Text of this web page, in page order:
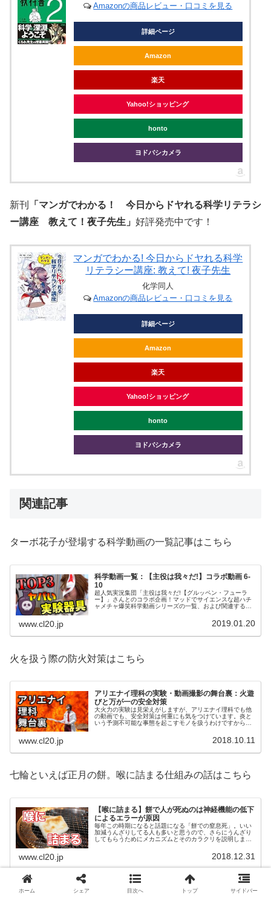
Amazonの商品レビュー・口コミを見る
詳細ページ
Amazon
楽天
Yahoo!ショッピング
honto
ヨドバシカメラ
新刊
「マンガでわかる！ 今日からドヤれる科学リテラシ
ー講座 教えて！夜子先生」 好評発売中です！
マンガでわかる! 今日からドヤれる科学
リテラシー講座: 教えて! 夜子先生
化学同人
Amazonの商品レビュー・口コミを見る
詳細ページ
Amazon
楽天
Yahoo!ショッピング
honto
ヨドバシカメラ
関連記事
ターボ花子が登場する科学動画の一覧記事はこちら
科学動画一覧：【主役は我々だ!】コラボ動画 6-
10
超人気実況集団「主役は我々だ!【グルッペン・フューラ
ー】」さんとのコラボ企画！マッドでサイエンスな超ハチ
ャメチャ爆笑科学動画シリーズの一覧、および関連するポ
www.cl20.jp 2019.01.20
火を扱う際の防火対策はこちら
アリエナイ理科の実験・動画撮影の舞台裏：火遊
びと万が一の安全対策
大火力の実験は見栄えがしますが、アリエナイ理科でも他
の動画でも、安全対策は何重にも気をつけています。炎と
いう予測不可能な事態を起こすモノを扱うわけですから、
www.cl20.jp 2018.10.11
七輪といえば正月の餅。喉に詰まる仕組みの話はこちら
【喉に詰まる】餅で人が死ぬのは神経機能の低下
によるエラーが原因
毎年この時期になると話題になる「餅での窒息死」。いい
加減うんざりしてる人も多いと思うので、さらにうんざり
してもらうためにメカニズムとそのカラクリを説明しまし
www.cl20.jp 2018.12.31
オイルマッチを魔改造
ホーム シェア 目次へ トップ サイドバー